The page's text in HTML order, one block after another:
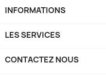
INFORMATIONS
LES SERVICES
CONTACTEZ NOUS